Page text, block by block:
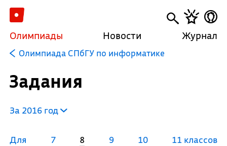
Олимпиады Новости Журнал
Олимпиада СПбГУ по информатике
Задания
За 2016 год
Для 7 8 9 10 11 классов